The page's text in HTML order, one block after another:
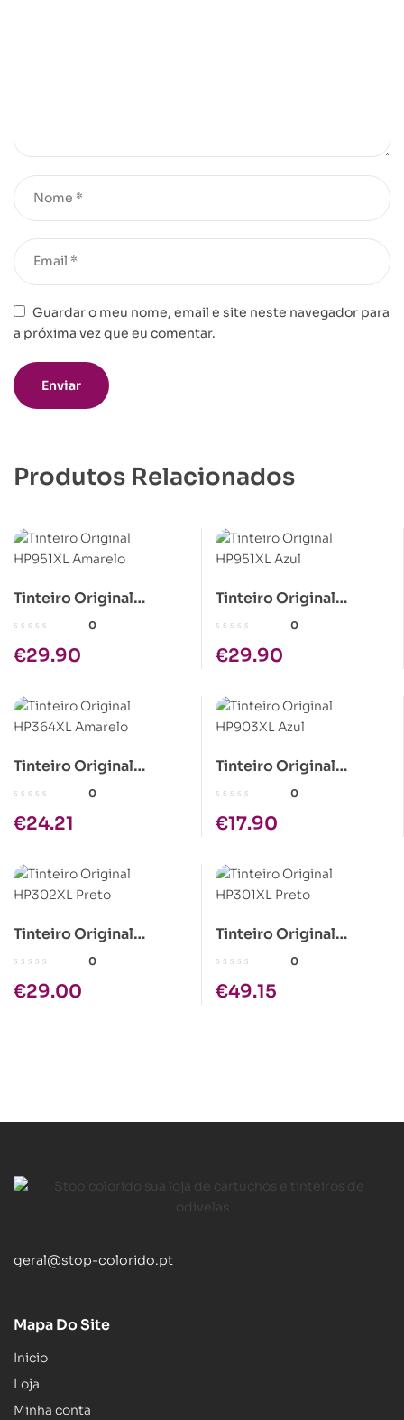
Guardar o meu nome, email e site neste navegador para
a próxima vez que eu comentar.
Produtos Relacionados
Tinteiro Original
HP951XL Amarelo
0
€29.90
Tinteiro Original
HP951XL Azul
0
€29.90
Tinteiro Original
HP364XL Amarelo
0
€24.21
Tinteiro Original
HP903XL Azul
0
€17.90
Tinteiro Original
HP302XL Preto
0
€29.00
Tinteiro Original
HP301XL Preto
0
€49.15
geral@stop-colorido.pt
Mapa Do Site
Inicio
Loja
Minha conta